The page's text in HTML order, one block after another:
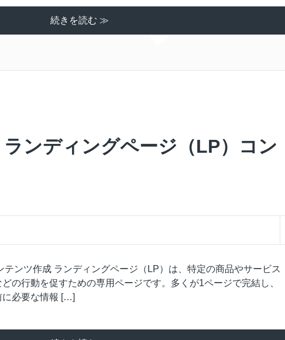
続きを読む ≫
ランディングページ（LP）コン
ンツ作成 ランディングページ（LP）は、特定の商品やサービス
の行動を促すための専用ページです。多くが1ページで完結し、
に必要な情報 […]